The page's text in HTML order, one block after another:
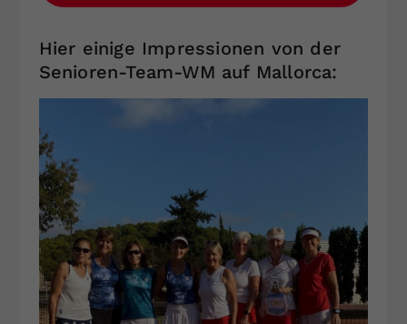
Hier einige Impressionen von der
Senioren-Team-WM auf Mallorca: